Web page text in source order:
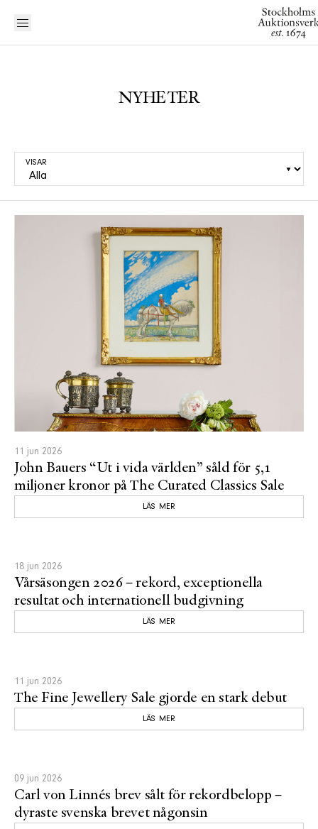
NYHETER
VISAR
John Bauers “Ut i vida världen” såld för 5,1
miljoner kronor på The Curated Classics Sale
11 jun 2026
LÄS MER
Vårsäsongen 2026 – rekord, exceptionella
resultat och internationell budgivning
18 jun 2026
LÄS MER
The Fine Jewellery Sale gjorde en stark debut
11 jun 2026
LÄS MER
Carl von Linnés brev sålt för rekordbelopp –
dyraste svenska brevet någonsin
09 jun 2026